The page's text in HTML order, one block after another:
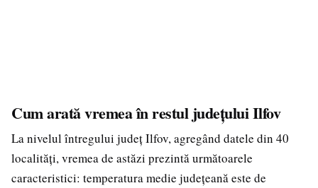
Cum arată vremea în restul județului Ilfov
La nivelul întregului județ Ilfov, agregând datele din 40
localități, vremea de astăzi prezintă următoarele
caracteristici: temperatura medie județeană este de